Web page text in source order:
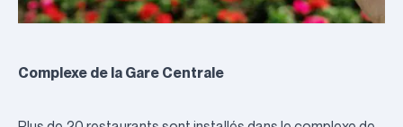
Complexe de la Gare Centrale